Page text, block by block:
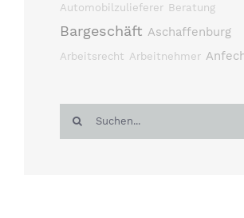
Automobilzulieferer Beratung
Bargeschäft Aschaffenburg
Arbeitsrecht Arbeitnehmer
Suche
nach: